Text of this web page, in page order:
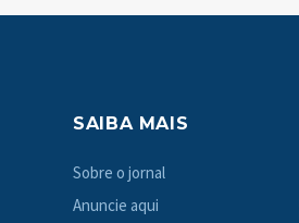
SAIBA MAIS
Sobre o jornal
Anuncie aqui